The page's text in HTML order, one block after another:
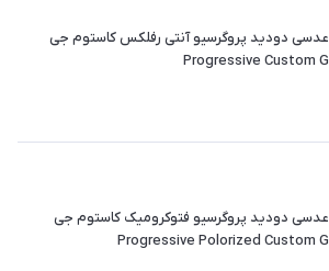
عدسی دودید پروگرسیو آنتی رفلکس کاستوم جی
Progressive Custom G
عدسی دودید پروگرسیو فتوکرومیک کاستوم جی
Progressive Polorized Custom G